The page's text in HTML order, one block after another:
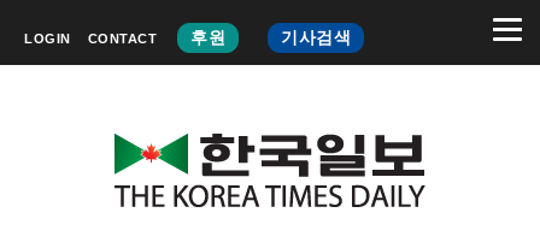
LOGIN CONTACT 후원 기사검색